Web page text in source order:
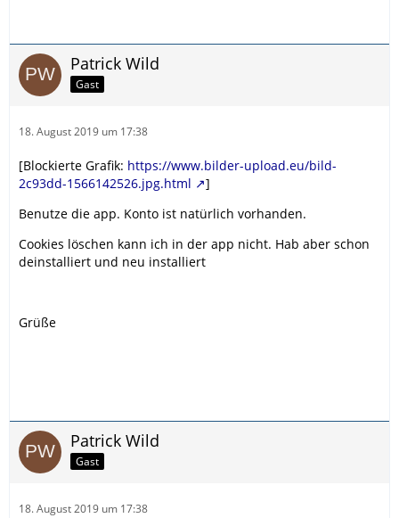
Patrick Wild
Gast
18. August 2019 um 17:38
[Blockierte Grafik: https://www.bilder-upload.eu/bild-
2c93dd-1566142526.jpg.html
]
Benutze die app. Konto ist natürlich vorhanden.
Cookies löschen kann ich in der app nicht. Hab aber schon
deinstalliert und neu installiert
Grüße
Patrick Wild
Gast
18. August 2019 um 17:38